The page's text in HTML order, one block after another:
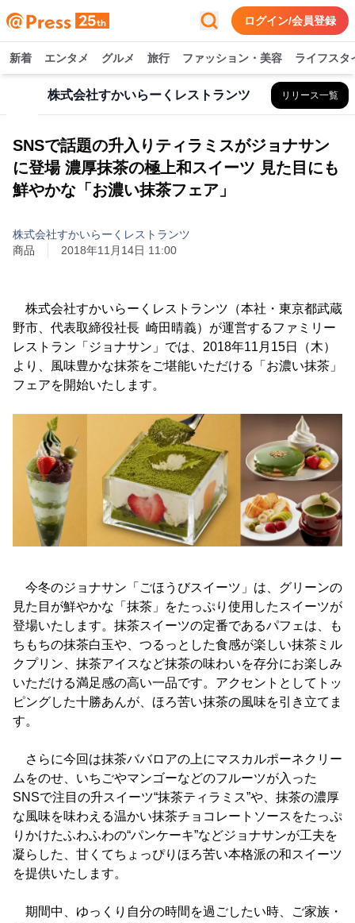
ログイン/会員登録
新着 エンタメ グルメ 旅行 ファッション・美容 ライフスタ
株式会社すかいらーくレストランツ リリース一覧
SNSで話題の升入りティラミスがジョナサン
に登場 濃厚抹茶の極上和スイーツ 見た目にも
鮮やかな「お濃い抹茶フェア」
株式会社すかいらーくレストランツ
商品
2018年11月14日 11:00
株式会社すかいらーくレストランツ（本社・東京都武蔵
野市、代表取締役社長 崎田晴義）が運営するファミリー
レストラン「ジョナサン」では、2018年11月15日（木）
より、風味豊かな抹茶をご堪能いただける「お濃い抹茶」
フェアを開始いたします。
今冬のジョナサン「ごほうびスイーツ」は、グリーンの
見た目が鮮やかな「抹茶」をたっぷり使用したスイーツが
登場いたします。抹茶スイーツの定番であるパフェは、も
ちもちの抹茶白玉や、つるっとした食感が楽しい抹茶ミル
クプリン、抹茶アイスなど抹茶の味わいを存分にお楽しみ
いただける満足感の高い一品です。アクセントとしてトッ
ピングした十勝あんが、ほろ苦い抹茶の風味を引き立てま
す。
さらに今回は抹茶ババロアの上にマスカルポーネクリー
ムをのせ、いちごやマンゴーなどのフルーツが入った
SNSで注目の升スイーツ“抹茶ティラミス”や、抹茶の濃厚
な風味を味わえる温かい抹茶チョコレートソースをたっぷ
りかけたふわふわの“パンケーキ”などジョナサンが工夫を
凝らした、甘くてちょっぴりほろ苦い本格派の和スイーツ
を提供いたします。
期間中、ゆっくり自分の時間を過ごしたい時、ご家族・